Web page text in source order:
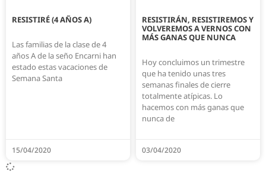
RESISTIRÉ (4 AÑOS A)
Las familias de la clase de 4
años A de la seño Encarni han
estado estas vacaciones de
Semana Santa
15/04/2020
RESISTIRÁN, RESISTIREMOS Y
VOLVEREMOS A VERNOS CON
MÁS GANAS QUE NUNCA
Hoy concluimos un trimestre
que ha tenido unas tres
semanas finales de cierre
totalmente atípicas. Lo
hacemos con más ganas que
nunca de
03/04/2020